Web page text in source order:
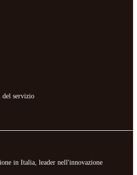
del servizio
in Italia, leader nell'innovazione